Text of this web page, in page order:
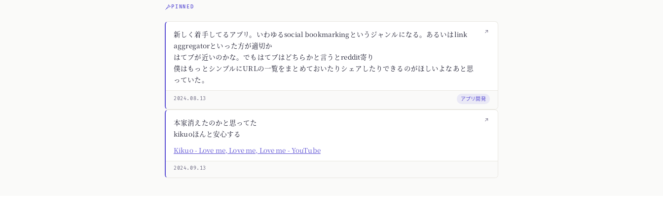
PINNED
↗
新しく着手してるアプリ。いわゆるsocial bookmarkingというジャンルになる。あるいはlink
aggregatorといった方が適切か
はてブが近いのかな。でもはてブはどちらかと言うとreddit寄り
僕はもっとシンプルにURLの一覧をまとめておいたりシェアしたりできるのがほしいよなあと思
っていた。
2024.08.13 アプリ開発
↗
本家消えたのかと思ってた
kikuoほんと安心する
Kikuo - Love me, Love me, Love me - YouTube
2024.09.13